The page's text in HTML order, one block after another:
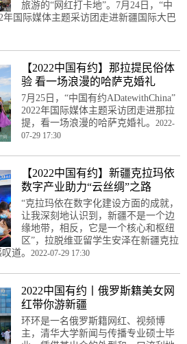
旅游的“网红打卡地”。7月24日，“中
年国际媒体主题采访团走进新疆国际大巴
【2022中国有约】那拉提民俗体
验 看一场浪漫的哈萨克婚礼
7月25日，“中国有约ADatewithChina”
2022年国际媒体主题采访团走进那拉
提，看一场浪漫的哈萨克婚礼。 2022-
07-29 17:30
【2022中国有约】新疆克拉玛依
数字产业助力“云丝绸”之路
“克拉玛依在数字化建设方面的成就，
让我深刻地认识到，新疆不是一个边
缘地带，相反，它是一个核心和枢纽
区”，拉脱维亚留学生安泽在新疆克拉
道。 2022-07-29 17:30
2022中国有约丨俄罗斯籍美女网
红带你游新疆
环环是一名俄罗斯籍网红、视频博
主，清华大学新闻与传播专业硕士毕